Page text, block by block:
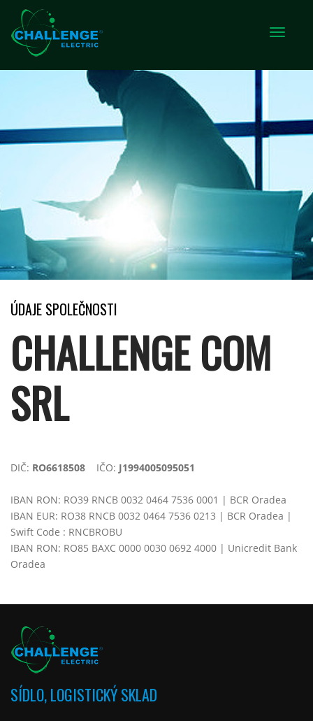
ÚDAJE SPOLEČNOSTI
CHALLENGE COM
SRL
DIČ: RO6618508 IČO: J1994005095051
IBAN RON: RO39 RNCB 0032 0464 7536 0001 | BCR Oradea
IBAN EUR: RO38 RNCB 0032 0464 7536 0213 | BCR Oradea |
Swift Code : RNCBROBU
IBAN RON: RO85 BAXC 0000 0030 0692 4000 | Unicredit Bank
Oradea
SÍDLO, LOGISTICKÝ SKLAD